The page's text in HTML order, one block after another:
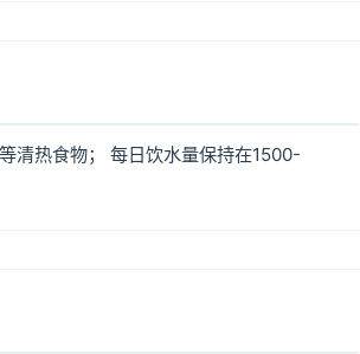
清热食物； 每日饮水量保持在1500-